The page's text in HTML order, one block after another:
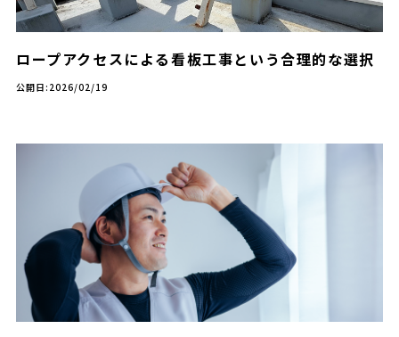
ロープアクセスによる看板工事という合理的な選択
公開日:2026/02/19